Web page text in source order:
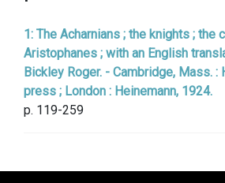
1: The Acharnians ; the knights ; the
Aristophanes ; with an English
Bickley Roger. - Cambridge, Mass. :
press ; London : Heinemann, 1924.
p. 119-259